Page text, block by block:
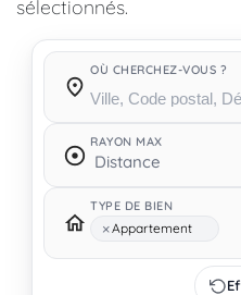
sélectionnés.
OÙ CHERCHEZ-VOUS ?
RAYON MAX
TYPE DE BIEN
×Appartement